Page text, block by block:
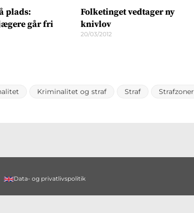
plads:
går fri
Folketinget vedtager ny
knivlov
20/03/2012
Kriminalitet og straf Straf Strafzoner
Data- og privatlivspolitik